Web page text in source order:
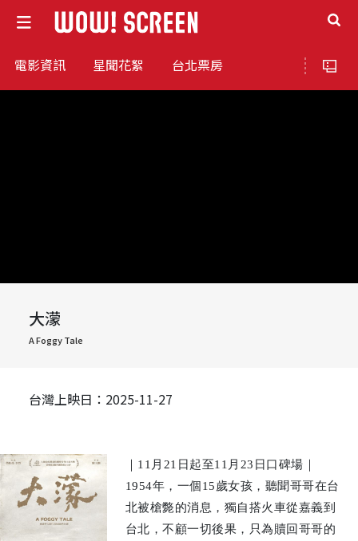
電影資訊 星聞花絮 台北票房
大濛
A Foggy Tale
台灣上映日：2025-11-27
｜11月21日起至11月23日口碑場｜
1954年，一個15歲女孩，聽聞哥哥在台
北被槍斃的消息，獨自搭火車從嘉義到
台北，不顧一切後果，只為贖回哥哥的